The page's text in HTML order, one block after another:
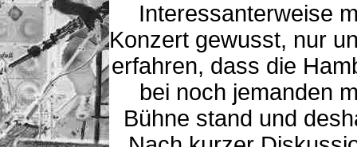
Interessanterweise
Konzert gewusst, nur
erfahren, dass die
bei noch jemanden
Bühne stand und